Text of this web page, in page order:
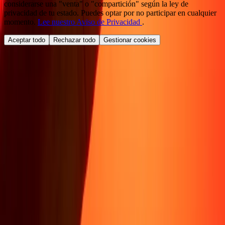
considerarse una "venta" o "compartición" según la ley de
privacidad de tu estado. Puedes optar por no participar en cualquier
momento. Lee nuestro Aviso de Privacidad .
Aceptar todo Rechazar todo Gestionar cookies